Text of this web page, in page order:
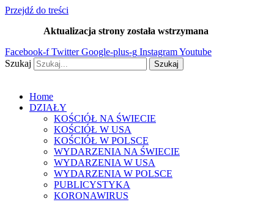
Przejdź do treści
Aktualizacja strony została wstrzymana
Facebook-f Twitter Google-plus-g InstagramYoutube
Szukaj
Szukaj
Home
DZIAŁY
KOŚCIÓŁ NA ŚWIECIE
KOŚCIÓŁ W USA
KOŚCIÓŁ W POLSCE
WYDARZENIA NA ŚWIECIE
WYDARZENIA W USA
WYDARZENIA W POLSCE
PUBLICYSTYKA
KORONAWIRUS